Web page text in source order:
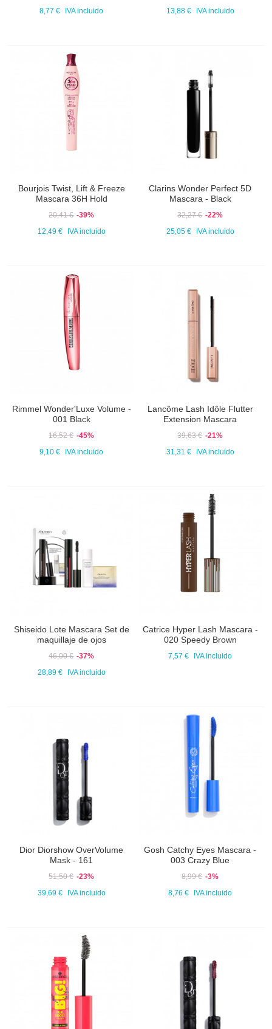
8,77 €
IVA incluido
13,88 €
IVA incluido
Bourjois Twist, Lift & Freeze
Mascara 36H Hold
20,41 € -39%
12,49 €
IVA incluido
Clarins Wonder Perfect 5D
Mascara - Black
32,27 € -22%
25,05 €
IVA incluido
Rimmel Wonder'Luxe Volume -
001 Black
16,52 € -45%
9,10 €
IVA incluido
Lancôme Lash Idôle Flutter
Extension Mascara
39,63 € -21%
31,31 €
IVA incluido
Shiseido Lote Mascara Set de
maquillaje de ojos
46,00 € -37%
28,89 €
IVA incluido
Catrice Hyper Lash Mascara -
020 Speedy Brown
7,57 € IVA incluido
Dior Diorshow OverVolume
Mask - 161
51,50 € -23%
39,69 €
IVA incluido
Gosh Catchy Eyes Mascara -
003 Crazy Blue
8,99 € -3%
8,76 €
IVA incluido